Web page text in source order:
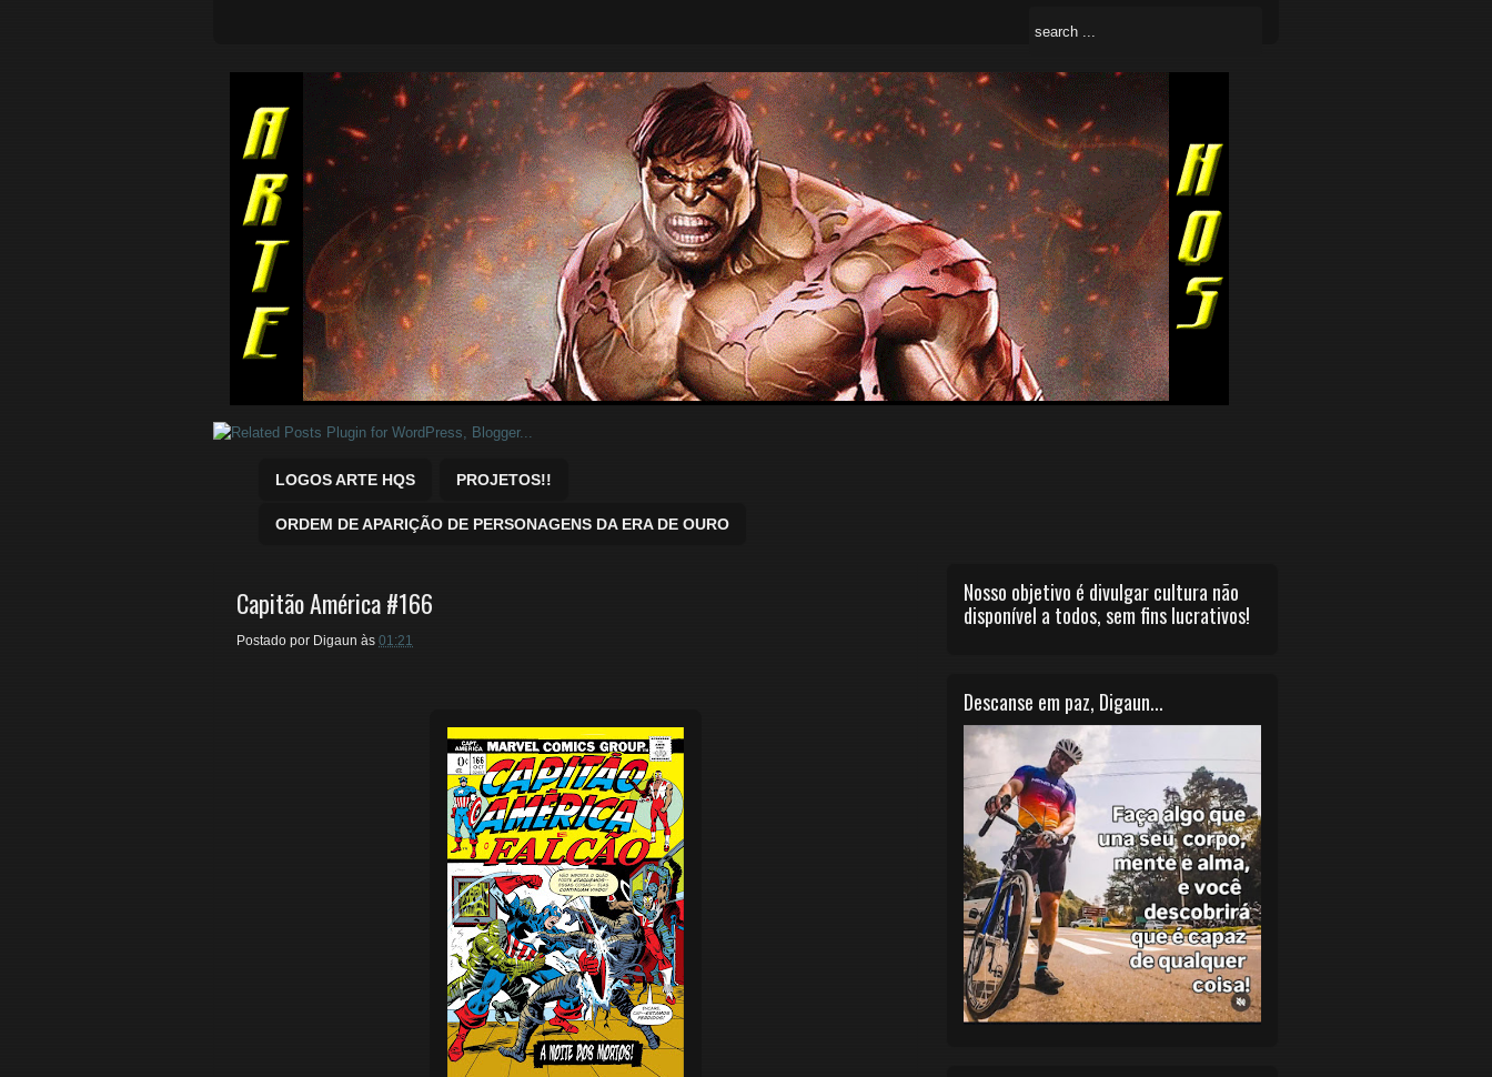
Quadrinhos Marvel e DC para baixar.
LOGOS ARTE HQS PROJETOS!!
ORDEM DE APARIÇÃO DE PERSONAGENS DA ERA DE OURO
Capitão América #166
Postado por Digaun às 01:21
Nosso objetivo é divulgar cultura não
disponível a todos, sem fins lucrativos!
Descanse em paz, Digaun...